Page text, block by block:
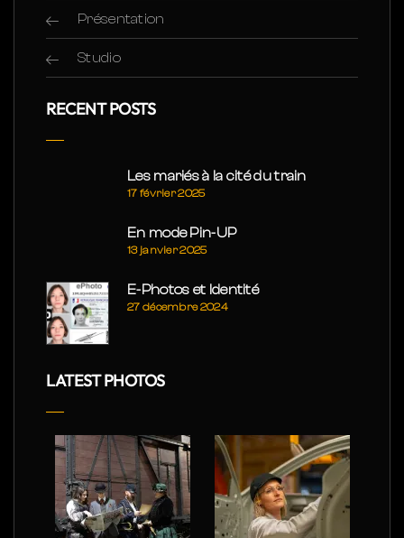
Présentation
Studio
RECENT POSTS
Les mariés à la cité du train
17 février 2025
En mode Pin-UP
13 janvier 2025
E-Photos et Identité
27 décembre 2024
LATEST PHOTOS